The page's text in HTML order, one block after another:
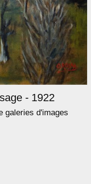
- 1922
galeries d'images